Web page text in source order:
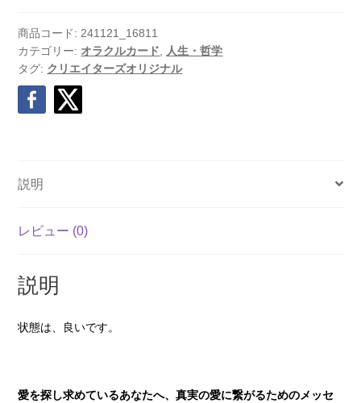
商品コード: 241121_16811
カテゴリー: オラクルカード
人生・哲学
タグ: クリエイターズオリジナル
説明
レビュー (0)
説明
状態は、良いです。
愛を探し求めているあなたへ、真実の愛に繋がるためのメッセ